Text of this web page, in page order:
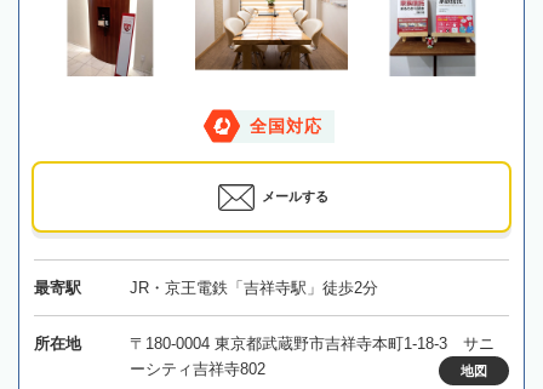
全国対応
メールする
最寄駅 JR・京王電鉄「吉祥寺駅」徒歩2分
所在地
〒180-0004 東京都武蔵野市吉祥寺本町1-18-3 サニ
ーシティ吉祥寺802
地図